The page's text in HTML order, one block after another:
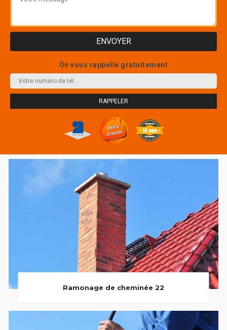
On vous rappelle gratuitement
Ramonage de cheminée 22